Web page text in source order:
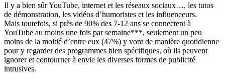
Il y a bien sûr YouTube, internet et les réseaux sociaux…, les tutos
de démonstration, les vidéos d’humoristes et les influenceurs.
Mais toutefois, si près de 90% des 7-12 ans se connectent à
YouTube au moins une fois par semaine***, seulement un peu
moins de la moitié d’entre eux (47%) y vont de manière quotidienne
pour y regarder des programmes bien spécifiques, où ils peuvent
ignorer et contourner à envie les diverses formes de publicité
intrusives.